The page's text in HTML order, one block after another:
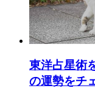
東洋占星術
の運勢をチ